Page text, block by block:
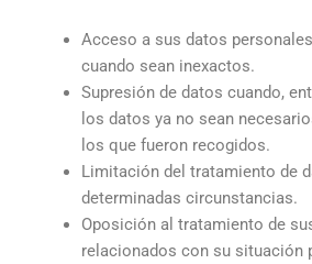
Acceso a sus datos
cuando sean inexactos.
Supresión de datos cuando,
los datos ya no sean
los que fueron recogidos.
Limitación del tratamiento de
determinadas circunstancias.
Oposición al tratamiento de
relacionados con su situación